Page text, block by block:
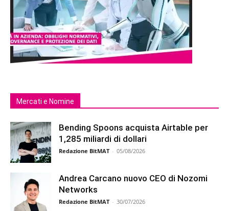
Mercati e Nomine
Bending Spoons acquista Airtable per
1,285 miliardi di dollari
Redazione BitMAT - 05/08/2026
Andrea Carcano nuovo CEO di Nozomi
Networks
Redazione BitMAT - 30/07/2026